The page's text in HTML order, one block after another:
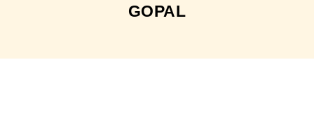
GOPAL